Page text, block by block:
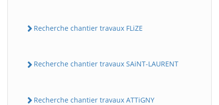
Recherche chantier travaux FLiZE
Recherche chantier travaux SAiNT-LAURENT
Recherche chantier travaux ATTiGNY